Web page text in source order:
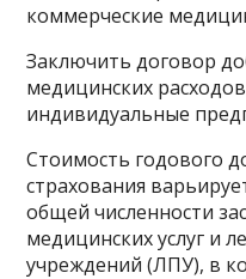
коммерческие
Заключить договор
медицинских
индивидуальные
Стоимость годового
страхования
общей численности
медицинских услуг и
учреждений (ЛПУ), в